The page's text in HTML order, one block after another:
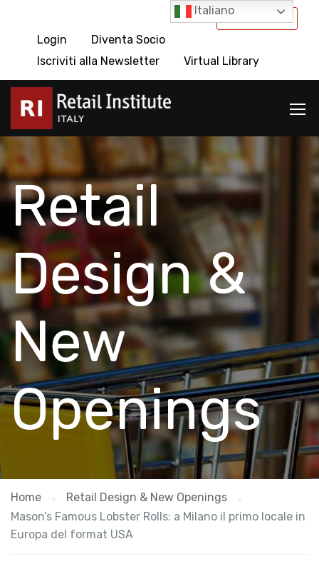
International
Login
Diventa Socio
Iscriviti alla Newsletter
Virtual Library
Retail
Design &
New
Openings
Home
Retail Design & New Openings
Mason’s Famous Lobster Rolls: a Milano il primo locale in
Europa del format USA
Italiano